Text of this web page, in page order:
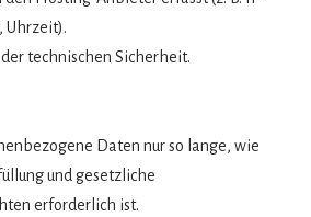
Uhrzeit).
technischen Sicherheit.
Daten nur so lange, wie
und gesetzliche
erforderlich ist.